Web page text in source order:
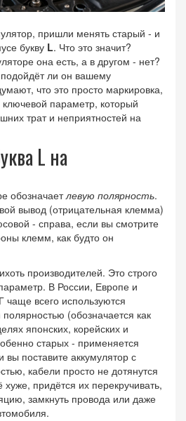
пришли менять старый - и
букву L. Что это значит?
она есть, а в другом - нет?
подойдёт ли он вашему
что это просто маркировка,
параметр, который
трат и неприятностей на
L на
обозначаетлевую полярность.
вывод (отрицательная клемма)
- справа, если вы смотрите
клемм, как будто он
производителей. Это строго
В России, Европе и
всего используются
(обозначается как
японских, корейских и
старых - применяется
вы поставите аккумулятор с
кабели просто не дотянутся
придётся их перекручивать,
замкнуть провода или даже